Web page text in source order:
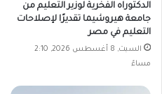
الدكتوراه الفخرية لوزير التعليم من
جامعة هيروشيما تقديرًا لإصلاحات
التعليم في مصر
السبت, 8 أغسطس 2026, 2:10
مساءً